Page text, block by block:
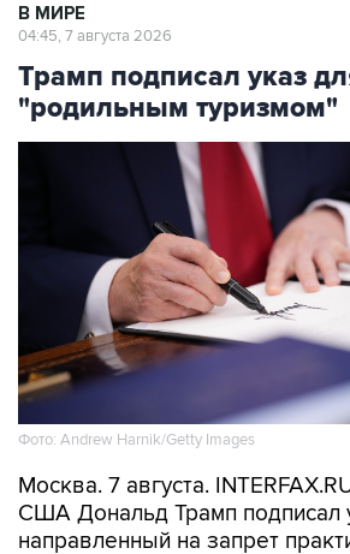
В МИРЕ
04:45, 7 августа 2026
Трамп подписал указ
"родильным туризмом"
Фото: Andrew Harnik/Getty Images
Москва. 7 августа.
США Дональд Трамп подписал
направленный на запрет